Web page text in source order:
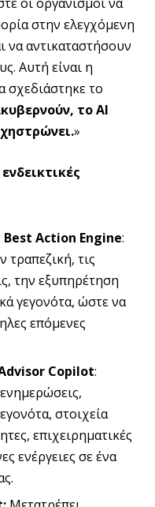
στην ελεγχόμενη
να αντικαταστήσουν
Αυτή είναι η
σχεδιάστηκε το
το ΑΙ
»
Best Action Engine:
τραπεζική, τις
την εξυπηρέτηση
γεγονότα, ώστε να
επόμενες
Copilot:
στοιχεία
επιχειρηματικές
ενέργειες σε ένα